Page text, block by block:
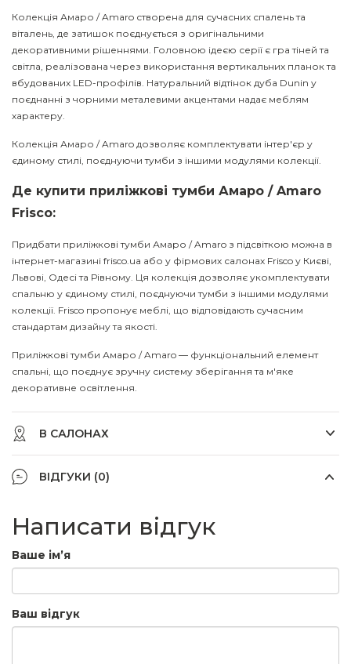
Колекція Амаро / Amaro створена для сучасних спалень та
віталень, де затишок поєднується з оригінальними
декоративними рішеннями. Головною ідеєю серії є гра тіней та
світла, реалізована через використання вертикальних планок та
вбудованих LED-профілів. Натуральний відтінок дуба Dunin у
поєднанні з чорними металевими акцентами надає меблям
характеру.
Колекція Амаро / Amaro дозволяє комплектувати інтер'єр у
єдиному стилі, поєднуючи тумби з іншими модулями колекції.
Де купити приліжкові тумби Амаро / Amaro
Frisco:
Придбати приліжкові тумби Амаро / Amaro з підсвіткою можна в
інтернет-магазині frisco.ua або у фірмових салонах Frisco у Києві,
Львові, Одесі та Рівному. Ця колекція дозволяє укомплектувати
спальню у єдиному стилі, поєднуючи тумби з іншими модулями
колекції. Frisco пропонує меблі, що відповідають сучасним
стандартам дизайну та якості.
Приліжкові тумби Амаро / Amaro — функціональний елемент
спальні, що поєднує зручну систему зберігання та м'яке
декоративне освітлення.
В САЛОНАХ
ВІДГУКИ (0)
Написати відгук
Ваше ім’я
Ваш відгук